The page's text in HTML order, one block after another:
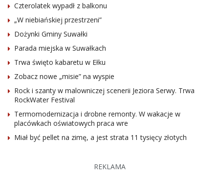
Czterolatek wypadł z balkonu
„W niebiańskiej przestrzeni”
Dożynki Gminy Suwałki
Parada miejska w Suwałkach
Trwa święto kabaretu w Ełku
Zobacz nowe „misie” na wyspie
Rock i szanty w malowniczej scenerii Jeziora Serwy. Trwa
RockWater Festival
Termomodernizacja i drobne remonty. W wakacje w
placówkach oświatowych praca wre
Miał być pellet na zimę, a jest strata 11 tysięcy złotych
REKLAMA